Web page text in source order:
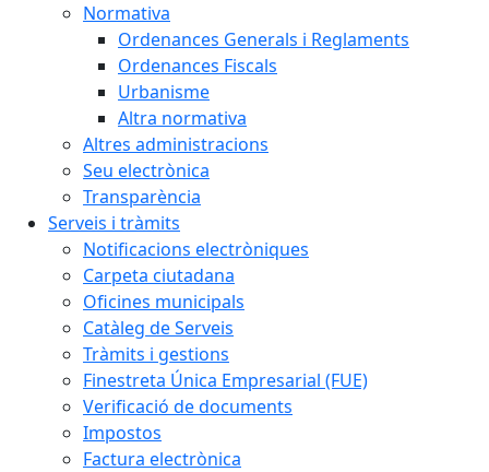
Normativa
Ordenances Generals i Reglaments
Ordenances Fiscals
Urbanisme
Altra normativa
Altres administracions
Seu electrònica
Transparència
Serveis i tràmits
Notificacions electròniques
Carpeta ciutadana
Oficines municipals
Catàleg de Serveis
Tràmits i gestions
Finestreta Única Empresarial (FUE)
Verificació de documents
Impostos
Factura electrònica